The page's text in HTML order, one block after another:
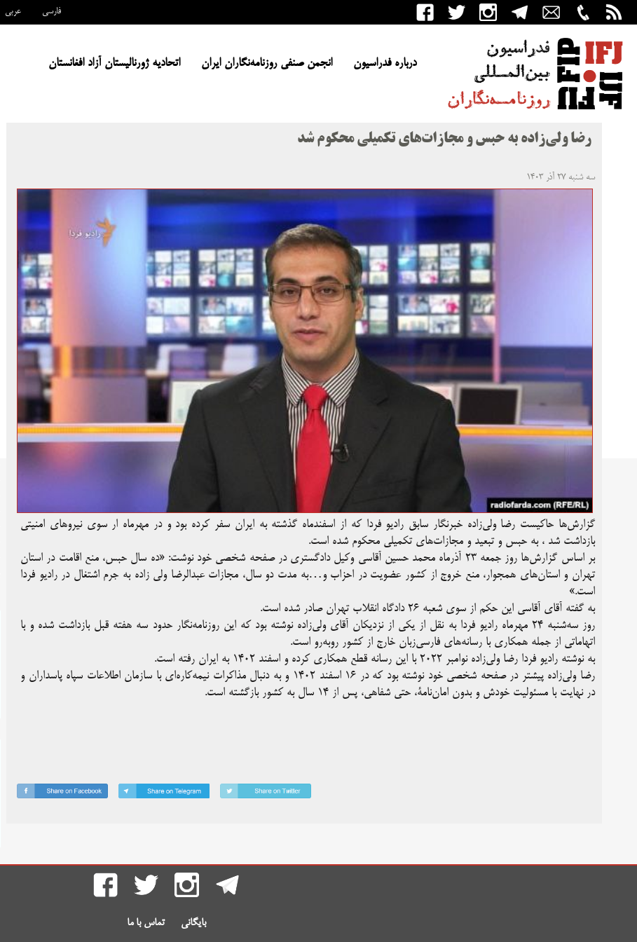
عربی فارسی
درباره فدراسیون انجمن صنفی روزنامه‌نگاران ایران اتحادیه ژورنالیستان آزاد افغانستان
رضا ولی‌زاده به حبس و مجازات‌های تکمیلی محکوم شد
سه شنبه ۲۷ آذر ۱۴۰۳
گزارش‌ها ‌حاکیست رضا ولی‌زاده خبرنگار سابق رادیو فردا که از اسفندماه گذشته به ایران سفر کرده بود و در مهرماه ار سوی نیروهای امنیتی
بازداشت شد ، به حبس و تبعید و مجازات‌های تکمیلی محکوم شده است.
بر اساس گزارش‌ها روز جمعه ۲۳ آذرماه محمد حسین آقاسی وکیل دادگستری در صفحه شخصی خود نوشت: «ده سال حبس، منع اقامت در استان
تهران ‌و استان‌های همجوار، منع خروج از کشور عضویت در احزاب و…به مدت دو سال، مجازات عبدالرضا ولی زاده به جرم اشتغال در رادیو فردا
است.»
به گفته آقای آقاسی این حکم از سوی شعبه ۲۶ دادگاه انقلاب تهران صادر شده است.
روز سه‌شنبه ۲۴ مهرماه رادیو فردا به نقل از یکی از نزدیکان آقای ولی‌زاده نوشته بود که این روزنامه‌نگار حدود سه هفته قبل بازداشت شده و با
اتهاماتی از جمله همکاری با رسانه‌های فارسی‌زبان خارج از کشور رو‌به‌رو است.
به نوشته رادیو فردا رضا ولی‌زاده نوامبر ۲۰۲۲ با این رسانه قطع همکاری کرده و اسفند ۱۴۰۲ به ایران رفته است.
رضا ولی‌زاده پیشتر در صفحه شخصی خود نوشته بود که در ۱۶ اسفند ۱۴۰۲ و به دنبال مذاکرات نیمه‌کاره‌ای با سازمان اطلاعات سپاه پاسداران و
در نهایت با مسئولیت خودش و بدون امان‌نامۀ، حتی شفاهی، پس از ۱۴ سال به کشور بازگشته است.
بایگانی تماس با ما